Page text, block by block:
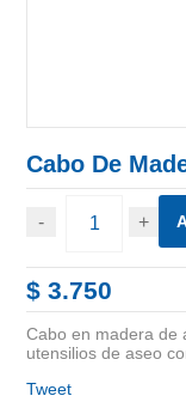
Cabo De
$ 3.750
Cabo en madera de
utensilios de aseo
Tweet